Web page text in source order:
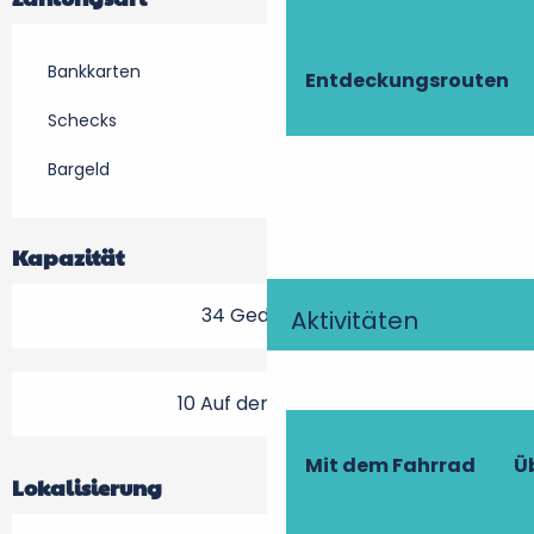
Entdeckungsrouten
Aktivitäten
Mit dem Fahrrad
Bankkarten
Schecks
Bargeld
Kapazität
34 Gedeck(e)
10 Auf der Terrasse
Lokalisierung